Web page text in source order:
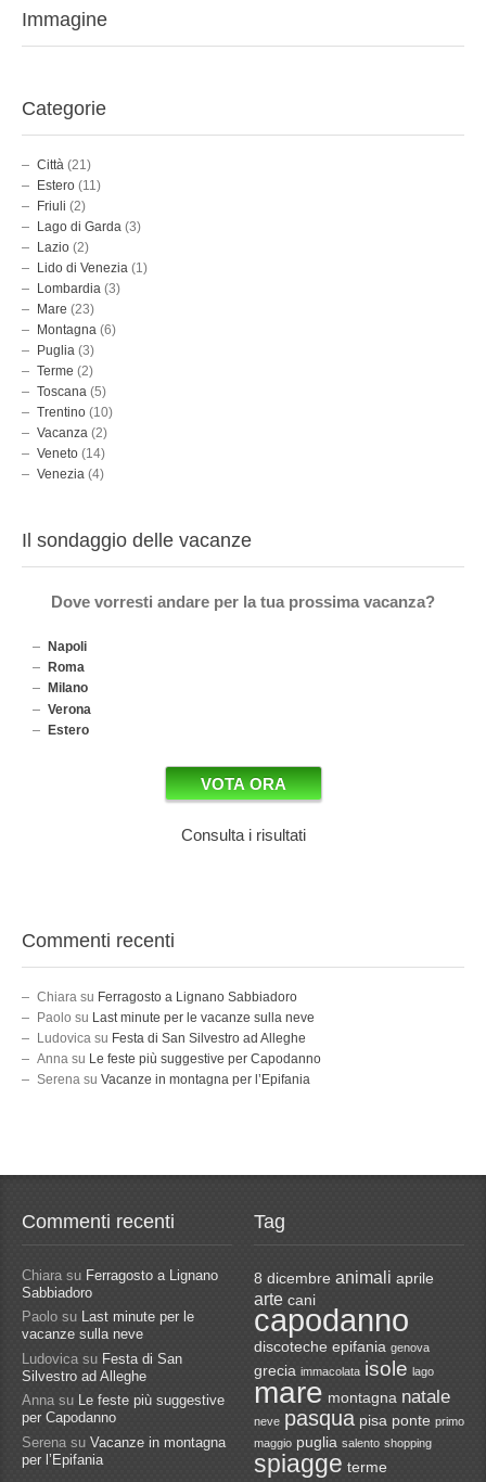
Immagine
Categorie
Città (21)
Estero (11)
Friuli (2)
Lago di Garda (3)
Lazio (2)
Lido di Venezia (1)
Lombardia (3)
Mare (23)
Montagna (6)
Puglia (3)
Terme (2)
Toscana (5)
Trentino (10)
Vacanza (2)
Veneto (14)
Venezia (4)
Il sondaggio delle vacanze
Dove vorresti andare per la tua prossima vacanza?
Napoli
Roma
Milano
Verona
Estero
Consulta i risultati
Commenti recenti
Chiara su Ferragosto a Lignano Sabbiadoro
Paolo su Last minute per le vacanze sulla neve
Ludovica su Festa di San Silvestro ad Alleghe
Anna su Le feste più suggestive per Capodanno
Serena su Vacanze in montagna per l’Epifania
Commenti recenti
Chiara su Ferragosto a Lignano
Sabbiadoro
Paolo su Last minute per le
vacanze sulla neve
Ludovica su Festa di San
Silvestro ad Alleghe
Anna su Le feste più suggestive
per Capodanno
Serena su Vacanze in montagna
per l’Epifania
Tag
8 dicembre animali aprile
arte cani
capodanno
discoteche epifania genova
grecia immacolata isole lago
mare montagna natale
neve pasqua pisa ponte primo
maggio puglia salento shopping
spiagge terme